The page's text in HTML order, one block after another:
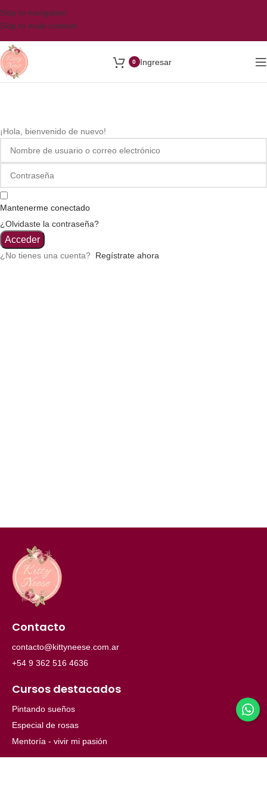
Skip to navigation
Skip to main content
0 Ingresar
¡Hola, bienvenido de nuevo!
Mantenerme conectado
¿Olvidaste la contraseña?
Acceder
¿No tienes una cuenta? Regístrate ahora
Contacto
contacto@kittyneese.com.ar
+54 9 362 516 4636
Cursos destacados
Pintando sueños
Especial de rosas
Mentoría - vivir mi pasión